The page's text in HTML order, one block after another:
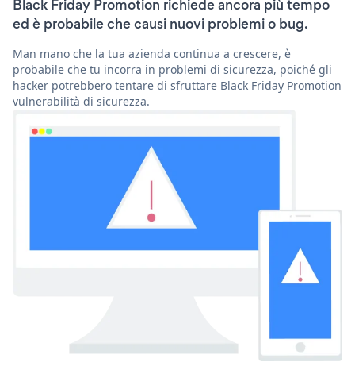
Black Friday Promotion richiede ancora più tempo
ed è probabile che causi nuovi problemi o bug.
Man mano che la tua azienda continua a crescere, è
probabile che tu incorra in problemi di sicurezza, poiché gli
hacker potrebbero tentare di sfruttare Black Friday Promotion
vulnerabilità di sicurezza.